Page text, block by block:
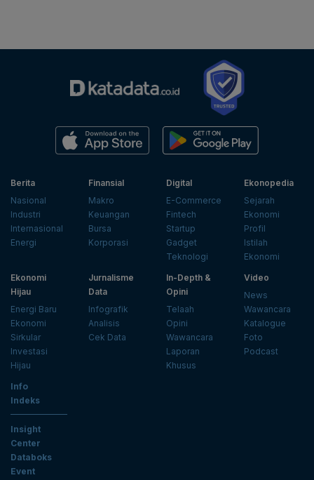
Berita
Nasional
Industri
Internasional
Energi
Finansial
Makro
Keuangan
Bursa
Korporasi
Digital
E-Commerce
Fintech
Startup
Gadget
Teknologi
Ekonopedia
Sejarah
Ekonomi
Profil
Istilah
Ekonomi
Ekonomi
Hijau
Energi Baru
Ekonomi
Sirkular
Investasi
Hijau
Jurnalisme
Data
Infografik
Analisis
Cek Data
In-Depth &
Opini
Telaah
Opini
Wawancara
Laporan
Khusus
Video
News
Wawancara
Katalogue
Foto
Podcast
Info
Indeks
Insight
Center
Databoks
Event